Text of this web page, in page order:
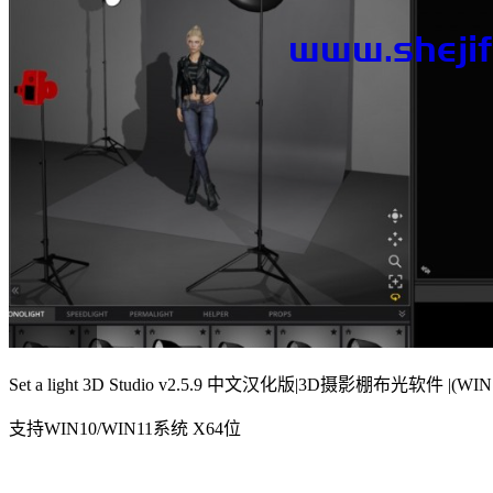
Set a light 3D Studio v2.5.9 中文汉化版|3D摄影棚布光软件
支持WIN10/WIN11系统 X64位